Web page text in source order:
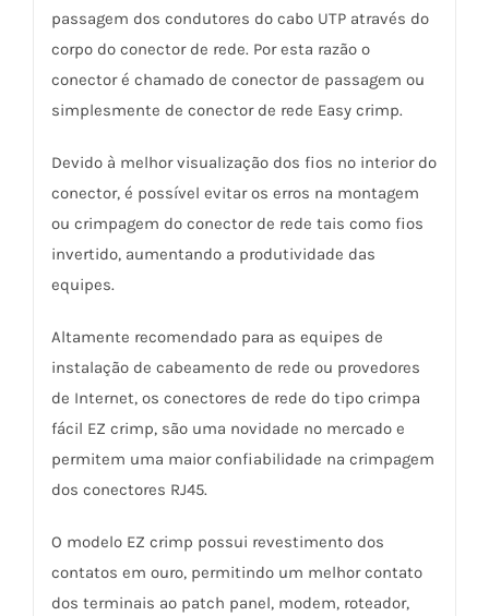
passagem dos condutores do cabo UTP através do
corpo do conector de rede. Por esta razão o
conector é chamado de conector de passagem ou
simplesmente de conector de rede Easy crimp.
Devido à melhor visualização dos fios no interior do
conector, é possível evitar os erros na montagem
ou crimpagem do conector de rede tais como fios
invertido, aumentando a produtividade das
equipes.
Altamente recomendado para as equipes de
instalação de cabeamento de rede ou provedores
de Internet, os conectores de rede do tipo crimpa
fácil EZ crimp, são uma novidade no mercado e
permitem uma maior confiabilidade na crimpagem
dos conectores RJ45.
O modelo EZ crimp possui revestimento dos
contatos em ouro, permitindo um melhor contato
dos terminais ao patch panel, modem, roteador,